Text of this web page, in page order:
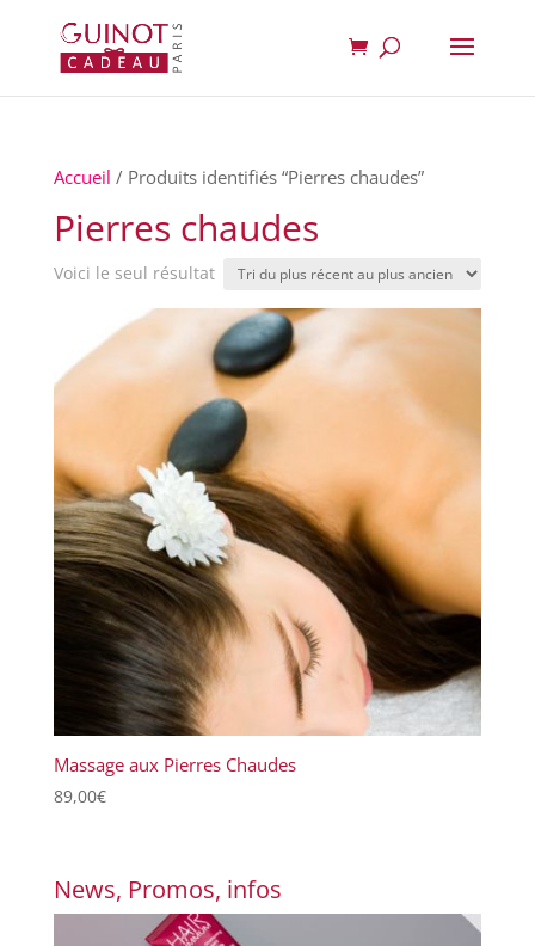
Accueil / Produits identifiés “Pierres chaudes”
Pierres chaudes
Voici le seul résultat
Massage aux Pierres Chaudes
89,00€
News, Promos, infos